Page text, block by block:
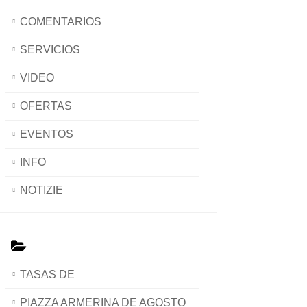
COMENTARIOS
SERVICIOS
VIDEO
OFERTAS
EVENTOS
INFO
NOTIZIE
TASAS DE
PIAZZA ARMERINA DE AGOSTO